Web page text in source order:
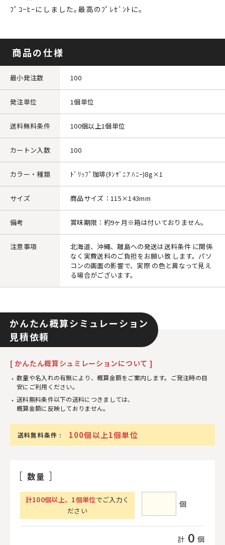
ﾌﾟｺｰﾋｰにしました｡最高のﾌﾟﾚｾﾞﾝﾄに｡
商品の仕様
最小発注数 100
発注単位 1個単位
送料無料条件 100個以上1個単位
カートン入数 100
カラー・種類 ﾄﾞﾘｯﾌﾟ珈琲(ﾀﾝｻﾞﾆｱ ﾊﾆｰ)8g×1
サイズ 商品サイズ：115×143mm
備考 賞味期限：約9ヶ月※箱は付いておりません。
注意事項
北海道、沖縄、離島への発送は送料条件 に関係
なく実費送料のご負担をお願い致 します。パソ
コンの画面の影響で、実際 の色と異なって見え
る場合がございます。
かんたん概算シミュレーション
見積依頼
[ かんたん概算シュミレーションについて ]
数量や名入れの有無により、概算金額をご案内します。ご発注時の目
安にご利用ください。
送料無料条件以下の送料につきましては、
概算金額に反映しておりません。
送料無料条件 : 100個以上1個単位
数量
計100個以上、 1個単位でご入力く
ださい
個
計 0 個